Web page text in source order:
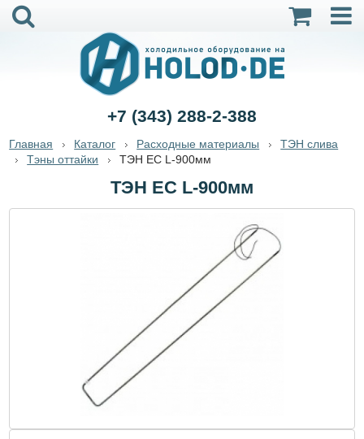
+7 (343) 288-2-388
Главная Каталог Расходные материалы
ТЭН слива
Тэны оттайки
ТЭН ЕС L-900мм
ТЭН ЕС L-900мм